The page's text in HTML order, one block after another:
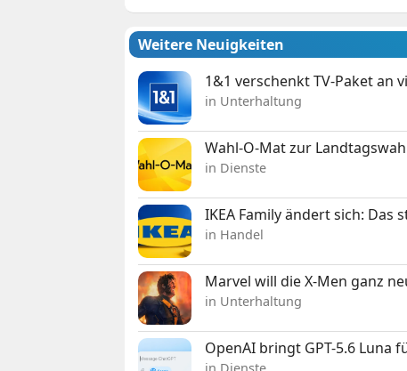
Weitere Neuigkeiten
1&1 verschenkt TV-Paket an
in Unterhaltung
Wahl-O-Mat zur
in Dienste
IKEA Family ändert sich:
in Handel
Marvel will die X-Men ganz
in Unterhaltung
OpenAI bringt GPT-5.6 Luna
in Dienste